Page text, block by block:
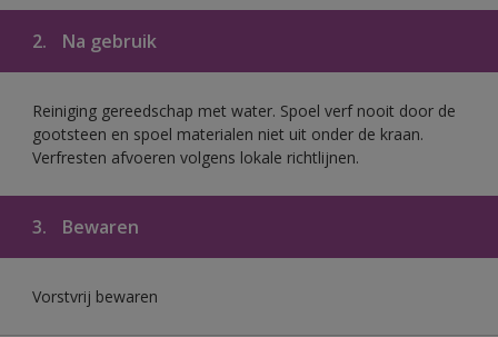
2. Na gebruik
Reiniging gereedschap met water. Spoel verf nooit door de
gootsteen en spoel materialen niet uit onder de kraan.
Verfresten afvoeren volgens lokale richtlijnen.
3. Bewaren
Vorstvrij bewaren